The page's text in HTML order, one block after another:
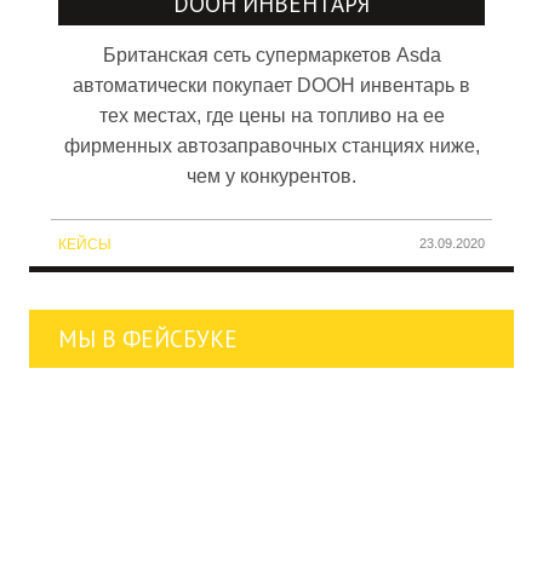
Британская сеть супермаркетов Asda
автоматически покупает DOOH инвентарь в
тех местах, где цены на топливо на ее
фирменных автозаправочных станциях ниже,
чем у конкурентов.
КЕЙСЫ 23.09.2020
МЫ В ФЕЙСБУКЕ